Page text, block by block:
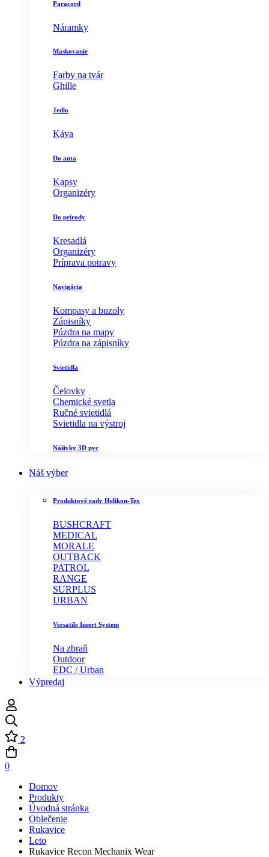
Paracord
Náramky
Maskovanie
Farby na tvár
Ghille
Jedlo
Káva
Do auta
Kapsy
Organizéry
Do prírody
Kresadlá
Organizéry
Príprava potravy
Navigácia
Kompasy a buzoly
Zápisníky
Púzdra na mapy
Púzdra na zápisníky
Svietidla
Čelovky
Chemické svetla
Ručné svietidlá
Svietidla na výstroj
Nášivky 3D pvc
Náš výber
Produktové rady Helikon-Tex
BUSHCRAFT
MEDICAL
MORALE
OUTBACK
PATROL
RANGE
SURPLUS
URBAN
Versatile Insert System
Na zbraň
Outdoor
EDC / Urban
Výpredaj
2
0
Domov
Produkty
Úvodná stránka
Oblečenie
Rukavice
Leto
Rukavice Recon Mechanix Wear